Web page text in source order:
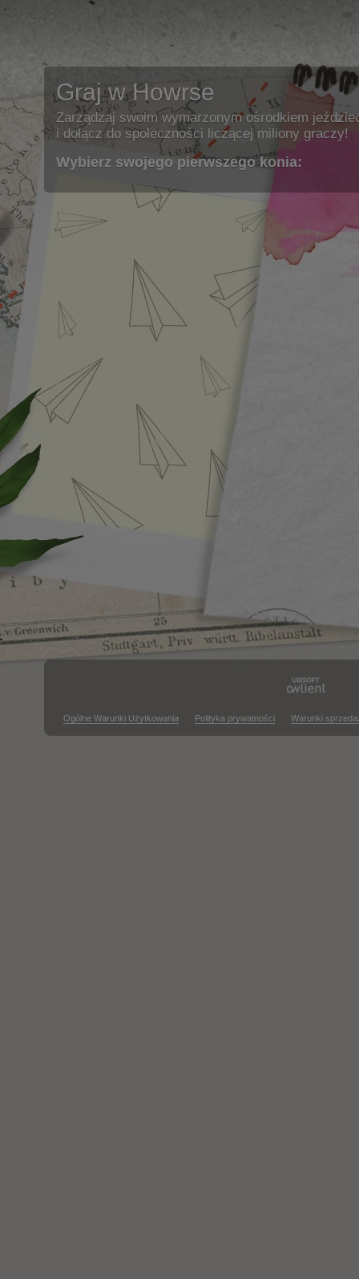
Graj w Howrse
Zarządzaj swoim wymarzonym ośrodkiem
i dołącz do społeczności liczącej miliony graczy!
Wybierz swojego pierwszego konia:
Ogólne Warunki Użytkowania Polityka prywatności Warunki